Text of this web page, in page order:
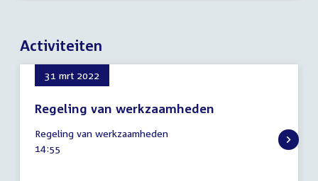
Activiteiten
31 mrt 2022
Regeling van werkzaamheden
maart
2022
Regeling van werkzaamheden
Tijd
14:55